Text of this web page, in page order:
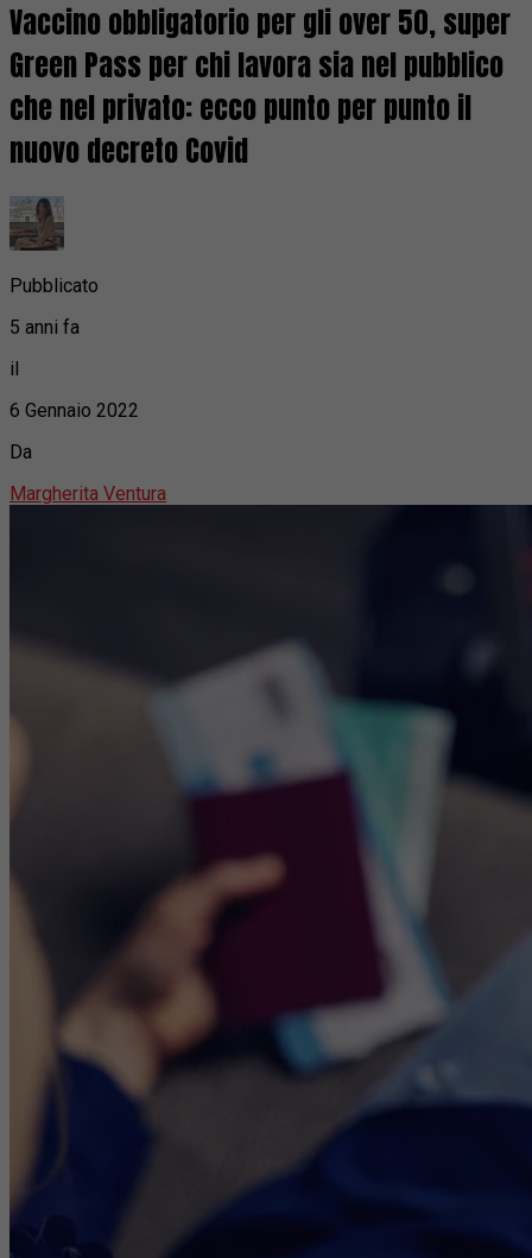
Vaccino obbligatorio per gli over 50, super
Green Pass per chi lavora sia nel pubblico
che nel privato: ecco punto per punto il
nuovo decreto Covid
Pubblicato
5 anni fa
il
6 Gennaio 2022
Da
Margherita Ventura